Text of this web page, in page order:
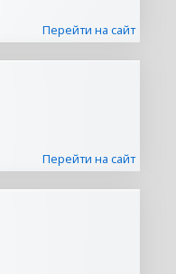
Перейти на сайт
Перейти на сайт